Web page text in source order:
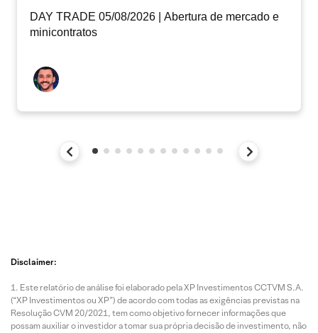
DAY TRADE 05/08/2026 | Abertura de mercado e
minicontratos
Disclaimer:
Este relatório de análise foi elaborado pela XP Investimentos CCTVM S.A.
(“XP Investimentos ou XP”) de acordo com todas as exigências previstas na
Resolução CVM 20/2021, tem como objetivo fornecer informações que
possam auxiliar o investidor a tomar sua própria decisão de investimento, não